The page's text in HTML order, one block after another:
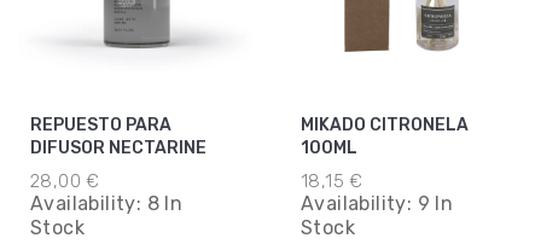
REPUESTO PARA
DIFUSOR NECTARINE
28,00 €
Availability: 8 In
Stock
MIKADO CITRONELA
100ML
18,15 €
Availability: 9 In
Stock